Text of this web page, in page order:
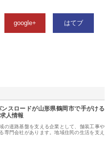
google+ はてブ
スロードが山形県鶴岡市で手がける
人情報
の道路基盤を支える企業として、舗装工事や
専門会社があります。地域住民の生活を支え